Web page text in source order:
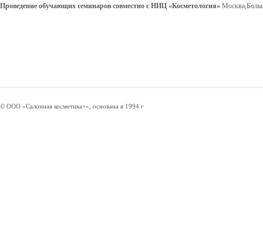
Проведение обучающих семинаров совместно с НИЦ «Косметология»
© ООО «Салонная косметика+», основана в 1994 г